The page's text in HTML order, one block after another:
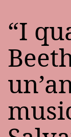
“I